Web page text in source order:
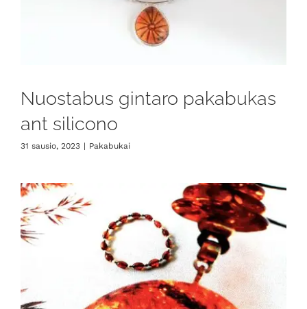
Nuostabus gintaro pakabukas
ant silicono
31 sausio, 2023 | Pakabukai